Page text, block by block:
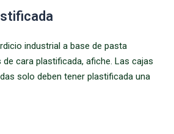
industrial a base de pasta
cara plastificada, afiche. Las cajas
solo deben tener plastificada una